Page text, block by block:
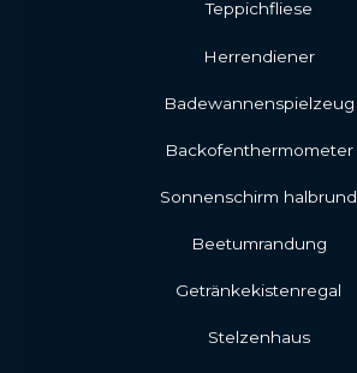
Teppichfliese
Herrendiener
Badewannenspielzeug
Backofenthermometer
Sonnenschirm halbrund
Beetumrandung
Getränkekistenregal
Stelzenhaus